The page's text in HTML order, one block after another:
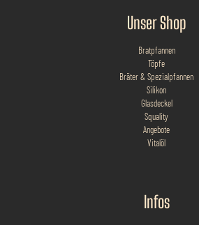
Unser Shop
Bratpfannen
Töpfe
Bräter & Spezialpfannen
Silikon
Glasdeckel
Squality
Angebote
Vitalöl
Infos